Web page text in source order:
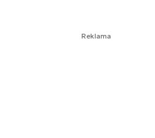
Reklama